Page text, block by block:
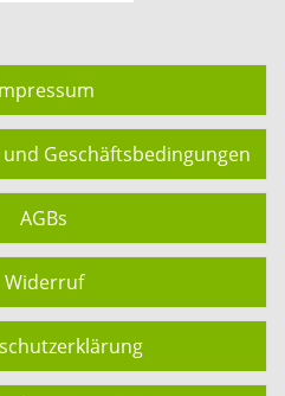
Geschäftsbedingungen
AGBs
Widerruf